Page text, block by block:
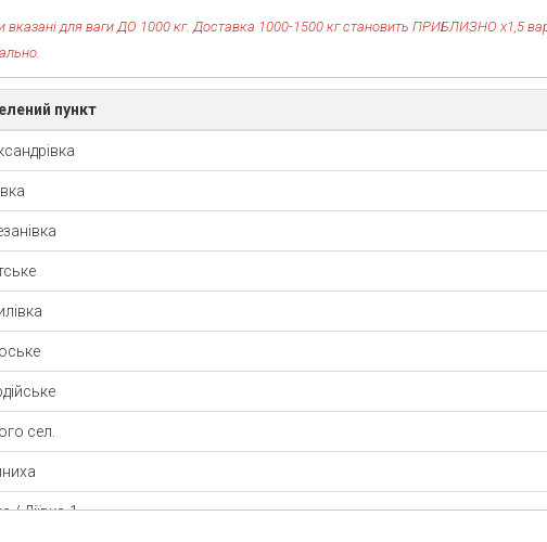
вказані для ваги ДО 1000 кг. Доставка 1000-1500 кг становить ПРИБЛИЗНО х1,5
пункт
сел.
/ Діївка-1